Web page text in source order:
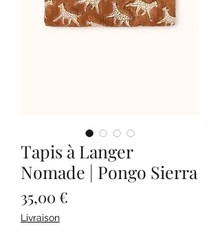
Tapis à Langer
Nomade | Pongo Sierra
35,00 €
Livraison